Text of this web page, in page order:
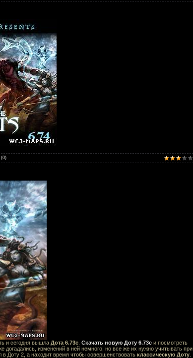
(0)
и сегодня вышла Дота 6.73c Скачать новую Доту 6.73c и посмотреть
догадались, изменений в ней немного, но все же их нужно учитывать при
в Доту 2, а находит время чтобы совершенствовать классическую Доту